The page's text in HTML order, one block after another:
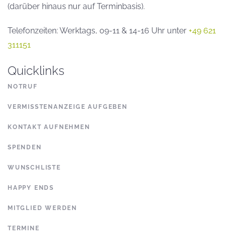
(darüber hinaus nur auf Terminbasis).
Telefonzeiten: Werktags, 09-11 & 14-16 Uhr unter +49 621
311151
Quicklinks
NOTRUF
VERMISSTENANZEIGE AUFGEBEN
KONTAKT AUFNEHMEN
SPENDEN
WUNSCHLISTE
HAPPY ENDS
MITGLIED WERDEN
TERMINE